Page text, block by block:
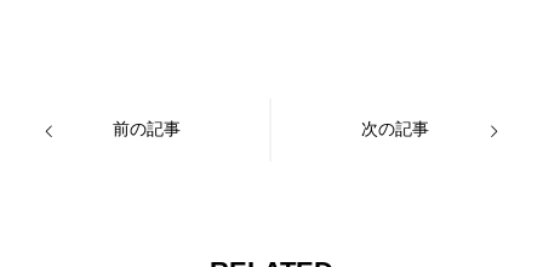
前の記事 次の記事